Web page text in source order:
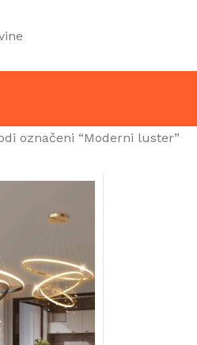
označeni “Moderni luster”